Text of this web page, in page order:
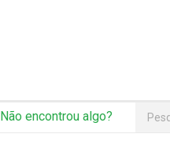
Não encontrou algo?